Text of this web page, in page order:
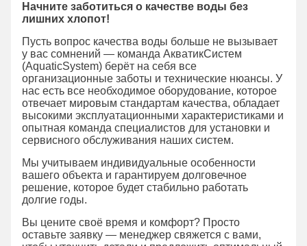
Начните заботиться о качестве воды без
лишних хлопот!
Пусть вопрос качества воды больше не вызывает
у вас сомнений — команда АкватикСистем
(AquaticSystem) берёт на себя все
организационные заботы и технические нюансы. У
нас есть все необходимое оборудование, которое
отвечает мировым стандартам качества, обладает
высокими эксплуатационными характеристиками и
опытная команда специалистов для установки и
сервисного обслуживания наших систем.
Мы учитываем индивидуальные особенности
вашего объекта и гарантируем долговечное
решение, которое будет стабильно работать
долгие годы.
Вы цените своё время и комфорт? Просто
оставьте заявку — менеджер свяжется с вами,